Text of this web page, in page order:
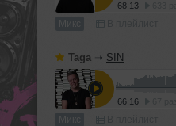
68:13
Микс
Taga ➝ SIN
66:16
Микс